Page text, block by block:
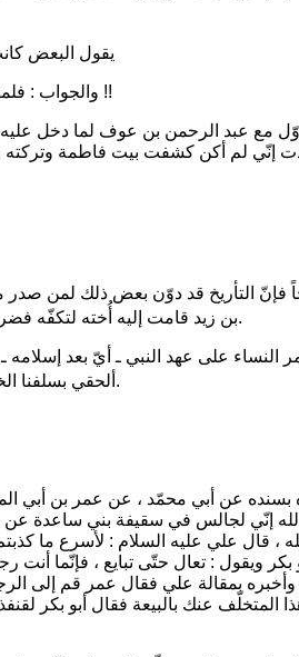
يقول البعض
والجواب : فلماذا طلب الشيخان من أمير المؤمنين عليه السلام حتّى يدخلهما على ابنة رسول الله صلّى الله عليه وآله ليعتذرا منها حتّى ترضى عنهما !!
مع عبد الرحمن بن عوف لما دخل
إنّي لم أكن كشفت بيت فاطمة
فإنّ التأريخ قد دوّن بعض ذلك لمن
بن زيد قامت إليه أُخته لتكفّه؟ ـ وكان ذلك قبل إسلام عمر ـ.
على عهد النبي ـ أيّ بعد إسلامه
ألحقي بسلفنا .
عن أبي محمّد ، عن عمر بن أبي
الله إنّي لجالس في سقيفة بني ساعدة
، قال علي عليه السلام : لأسرع ما
بكر ويقول : تعال حتّى تبايع ، فإنّما
وأخبره بمقالة علي فقال عمر قم إلى
المتخلّف عنك بالبيعة فقال أبو بكر